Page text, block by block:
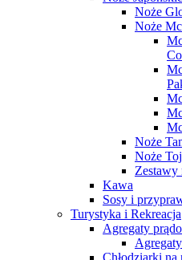
Noże
Noże
Noże
Noże
Zestawy
Kawa
Sosy i
Turystyka i Rekreacja
Agregaty
Chłodziarki na